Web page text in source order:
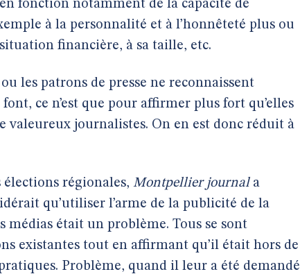
fonction notamment de la capacité de
à la personnalité et à l’honnêteté plus ou
financière, à sa taille, etc.
les patrons de presse ne reconnaissent
ce n’est que pour affirmer plus fort qu’elles
valeureux journalistes. On en est donc réduit à
élections régionales, Montpellier journala
qu’utiliser l’arme de la publicité de la
était un problème. Tous se sont
existantes tout en affirmant qu’il était hors de
Problème, quand il leur a été demandé